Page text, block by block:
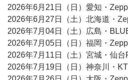
2026年6月21日（日）愛知・
2026年6月27日（土）北海道・
2026年7月04日（土）広島・
2026年7月05日（日）福岡・
2026年7月11日（土）宮城・仙台
2026年7月19日（日）神奈川・